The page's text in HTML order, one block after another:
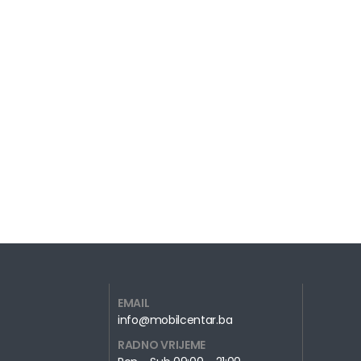
EMAIL
info@mobilcentar.ba
RADNO VRIJEME